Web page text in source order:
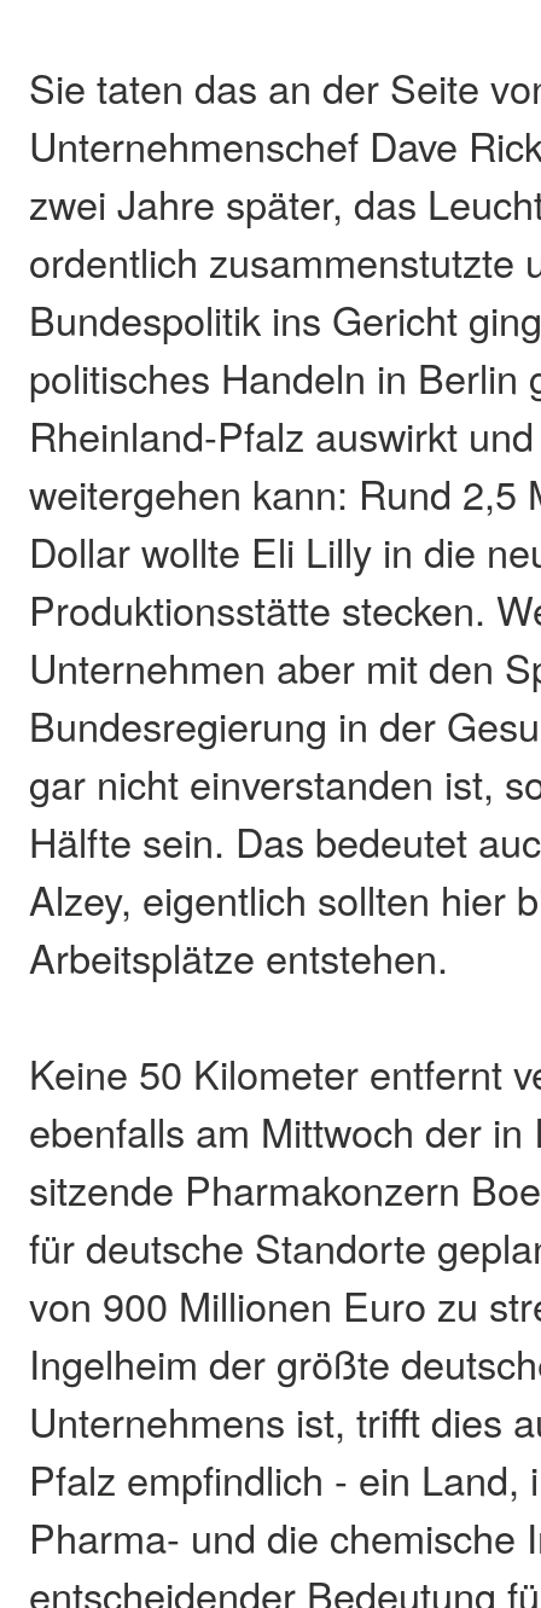
Sie taten das an der Seite
Unternehmenschef Dave
zwei Jahre später, das
ordentlich zusammenstutzte
Bundespolitik ins Gericht
politisches Handeln in Berlin
Rheinland-Pfalz auswirkt
weitergehen kann: Rund 2,5
Dollar wollte Eli Lilly in die
Produktionsstätte stecken.
Unternehmen aber mit den
Bundesregierung in der
gar nicht einverstanden ist,
Hälfte sein. Das bedeutet
Alzey, eigentlich sollten hier
Arbeitsplätze entstehen.
Keine 50 Kilometer entfernt
ebenfalls am Mittwoch der in
sitzende Pharmakonzern
für deutsche Standorte
von 900 Millionen Euro zu
Ingelheim der größte
Unternehmens ist, trifft dies
Pfalz empfindlich - ein Land,
Pharma- und die chemische
entscheidender Bedeutung